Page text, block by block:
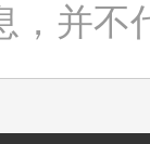
，并不